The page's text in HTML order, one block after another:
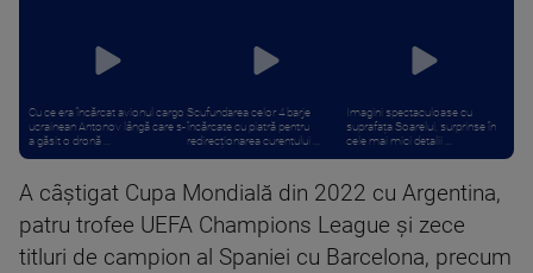
Cu ce era încărcat avionul cargo
ucrainean Antonov lângă care s-
a găsit o dronă ...
Scufundarea celor 4 barje
încărcate cu piatră pentru
redirecționarea curentului ...
Imagini spectaculoase cu
suprafața Soarelui, surprinse în
cele mai mici detalii ...
A câştigat Cupa Mondială din 2022 cu Argentina,
patru trofee UEFA Champions League şi zece
titluri de campion al Spaniei cu Barcelona, precum